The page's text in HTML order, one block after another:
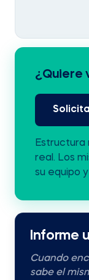
¿Quiere
Estructura
real. Los
su equipo
Informe
Cuando
sabe el